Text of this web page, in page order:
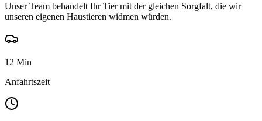
Unser Team behandelt Ihr Tier mit der gleichen Sorgfalt, die wir
unseren eigenen Haustieren widmen würden.
12 Min
Anfahrtszeit